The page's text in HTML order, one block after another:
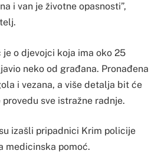
i van je životne opasnosti”,
je o djevojci koja ima oko 25
neko od građana. Pronađena
i vezana, a više detalja bit će
sve istražne radnje.
izašli pripadnici Krim policije
medicinska pomoć.